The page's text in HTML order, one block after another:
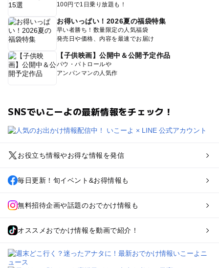
100円で1日乗り放題も！
お得いっぱい！2026夏の福袋特集
早い者勝ち！数量限定の人気福袋
発売日や価格、内容を最速でお届け
【子供映画】公開中＆公開予定作品
パウ・パトロールや
アンパンマンの人気作
SNSでいこーよの最新情報をチェック！
お役立ち情報やお得な情報を発信
毎日更新！旬イベント&お得情報も
無料招待企画や話題のおでかけ情報も
オススメおでかけ情報を動画で紹介！